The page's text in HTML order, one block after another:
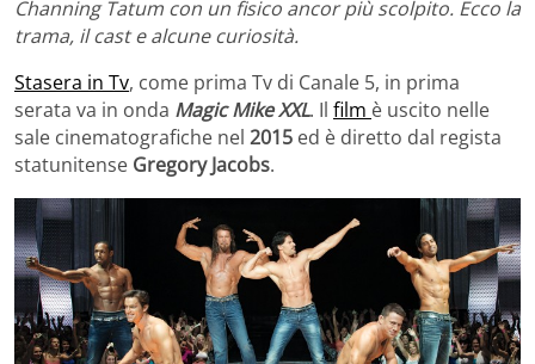
Channing Tatum con un fisico ancor più scolpito. Ecco la
trama, il cast e alcune curiosità.
Stasera in Tv, come prima Tv di Canale 5, in prima
serata va in onda Magic Mike XXL. Il film è uscito nelle
sale cinematografiche nel 2015 ed è diretto dal regista
statunitense Gregory Jacobs.